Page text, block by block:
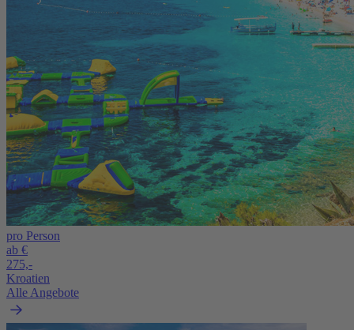
pro Person
ab €
275,-
Kroatien
Alle Angebote